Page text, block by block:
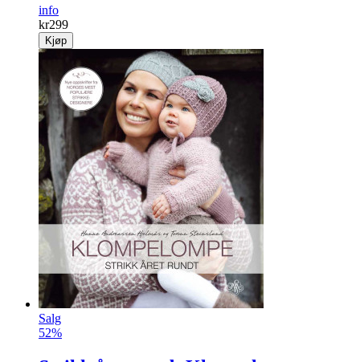
info
kr299
Kjøp
Salg
52%